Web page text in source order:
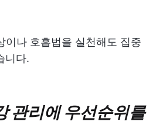
이나 호흡법을 실천해도 집중
니다.
관리에 우선순위를